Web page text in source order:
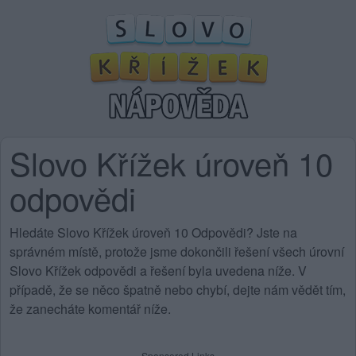
Slovo Křížek úroveň 10
odpovědi
Hledáte Slovo Křížek úroveň 10 Odpovědi? Jste na
správném místě, protože jsme dokončili řešení všech úrovní
Slovo Křížek odpovědi a řešení byla uvedena níže. V
případě, že se něco špatně nebo chybí, dejte nám vědět tím,
že zanecháte komentář níže.